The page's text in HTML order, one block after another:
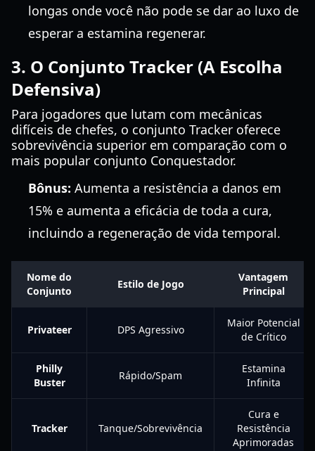
longas onde você não pode se dar ao luxo de
esperar a estamina regenerar.
3. O Conjunto Tracker (A Escolha
Defensiva)
Para jogadores que lutam com mecânicas
difíceis de chefes, o conjunto Tracker oferece
sobrevivência superior em comparação com o
mais popular conjunto Conquestador.
Bônus: Aumenta a resistência a danos em
15% e aumenta a eficácia de toda a cura,
incluindo a regeneração de vida temporal.
Nome do
Conjunto
Estilo de Jogo
Vantagem
Principal
Privateer DPS Agressivo
Maior Potencial
de Crítico
Philly
Buster
Rápido/Spam
Estamina
Infinita
Tracker Tanque/Sobrevivência
Cura e
Resistência
Aprimoradas